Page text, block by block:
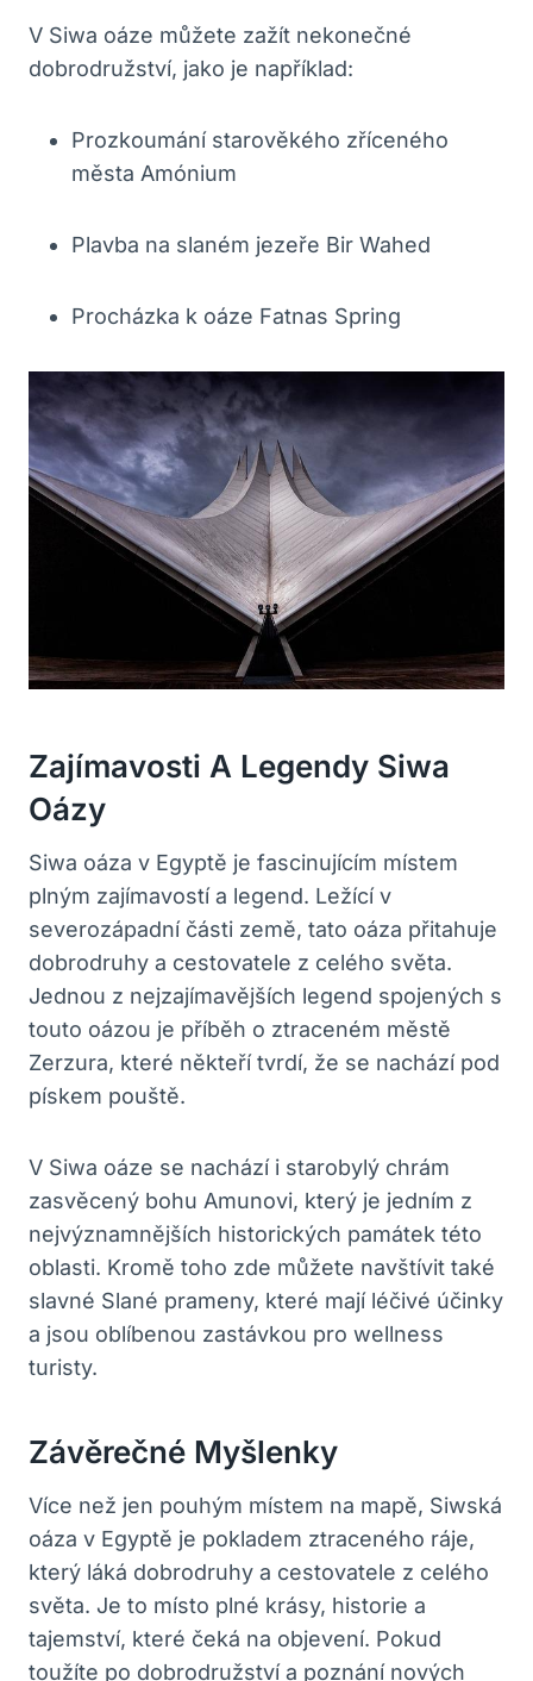
V Siwa oáze můžete zažít nekonečné
dobrodružství, jako je například:
Prozkoumání starověkého zříceného
města Amónium
Plavba na slaném jezeře Bir Wahed
Procházka k oáze Fatnas Spring
Zajímavosti A Legendy Siwa
Oázy
Siwa oáza v Egyptě je fascinujícím místem
plným zajímavostí a legend. Ležící v
severozápadní části země, tato oáza přitahuje
dobrodruhy a cestovatele z celého světa.
Jednou z nejzajímavějších legend spojených s
touto oázou je příběh o ztraceném městě
Zerzura, které někteří tvrdí, že se nachází pod
pískem pouště.
V Siwa oáze se nachází i starobylý chrám
zasvěcený bohu Amunovi, který je jedním z
nejvýznamnějších historických památek této
oblasti. Kromě toho zde můžete navštívit také
slavné Slané prameny, které mají léčivé účinky
a jsou oblíbenou zastávkou pro wellness
turisty.
Závěrečné Myšlenky
Více než jen pouhým místem na mapě, Siwská
oáza v Egyptě je pokladem ztraceného ráje,
který láká dobrodruhy a cestovatele z celého
světa. Je to místo plné krásy, historie a
tajemství, které čeká na objevení. Pokud
toužíte po dobrodružství a poznání nových